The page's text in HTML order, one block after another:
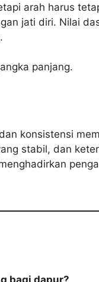
arah harus
jati diri. Nilai
panjang.
konsistensi
stabil, dan
bagi dapur?